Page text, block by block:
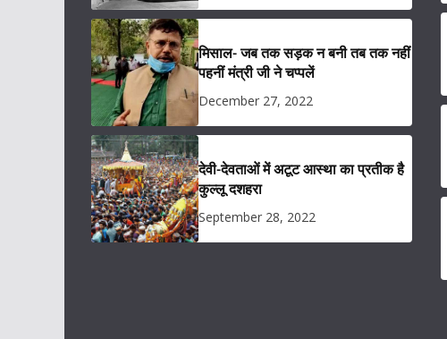
मिसाल- जब तक सड़क न बनी तब तक नहीं
पहनीं मंत्री जी ने चप्पलें
December 27, 2022
देवी-देवताओं में अटूट आस्था का प्रतीक है
कुल्लू दशहरा
September 28, 2022